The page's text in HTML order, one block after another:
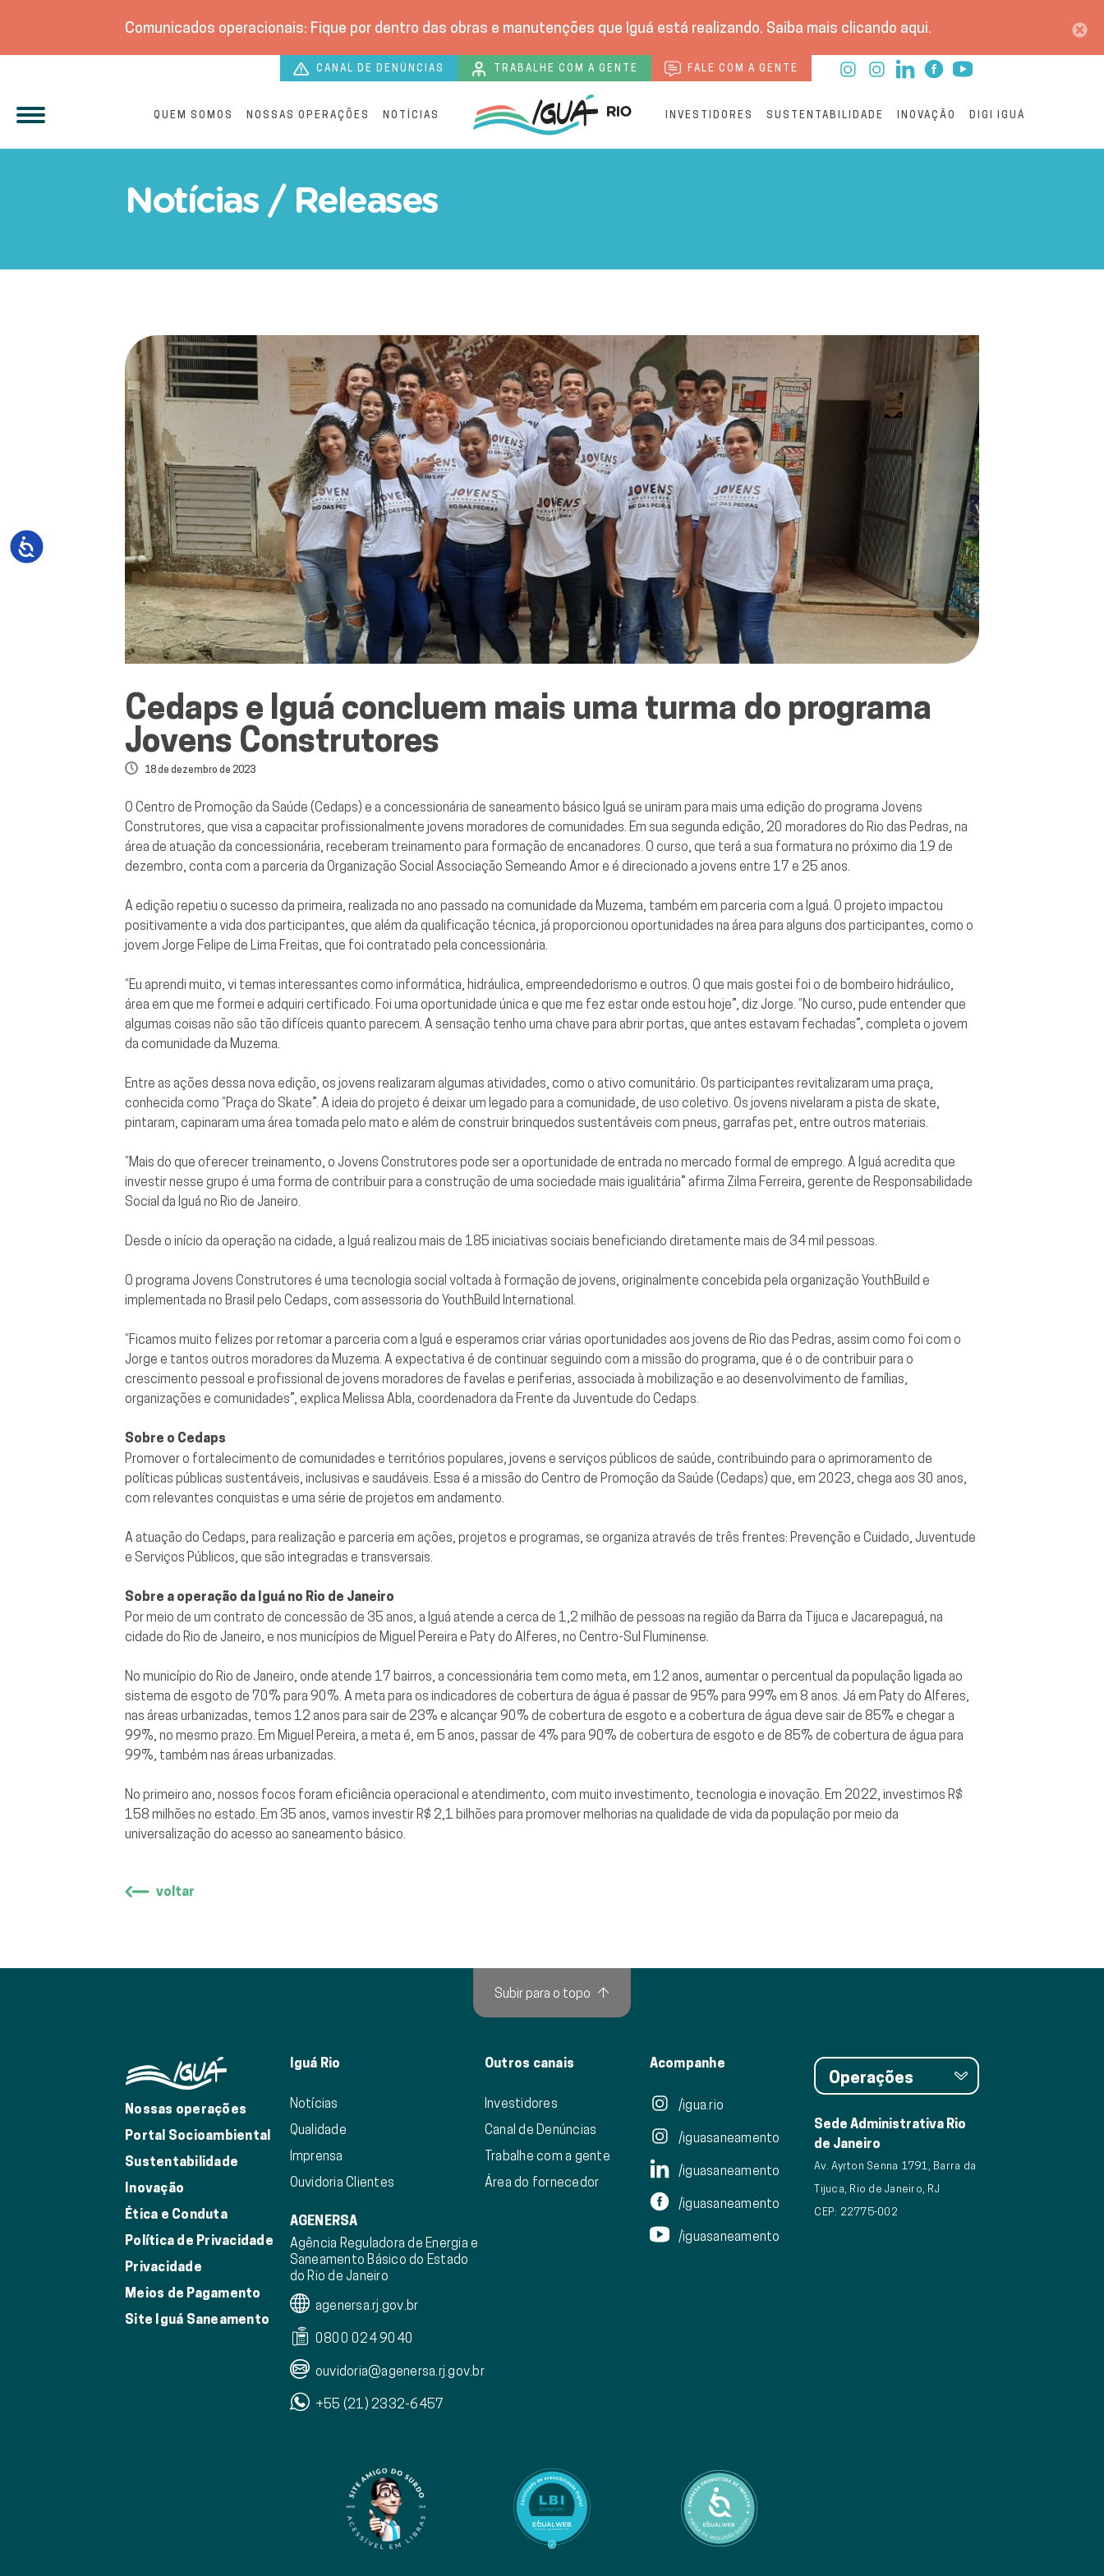
Comunicados operacionais: Fique por dentro das obras e manutenções que Iguá está realizando. Saiba mais clicando aqui.
CANAL DE DENÚNCIAS TRABALHE COM A GENTE FALE COM A GENTE
QUEM SOMOS NOSSAS OPERAÇÕES NOTÍCIAS INVESTIDORES SUSTENTABILIDADE INOVAÇÃO DIGI IGUÁ
Notícias / Releases
Cedaps e Iguá concluem mais uma turma do programa
Jovens Construtores
18 de dezembro de 2023
O Centro de Promoção da Saúde (Cedaps) e a concessionária de saneamento básico Iguá se uniram para mais uma edição do programa Jovens
Construtores, que visa a capacitar profissionalmente jovens moradores de comunidades. Em sua segunda edição, 20 moradores do Rio das Pedras, na
área de atuação da concessionária, receberam treinamento para formação de encanadores. O curso, que terá a sua formatura no próximo dia 19 de
dezembro, conta com a parceria da Organização Social Associação Semeando Amor e é direcionado a jovens entre 17 e 25 anos.
A edição repetiu o sucesso da primeira, realizada no ano passado na comunidade da Muzema, também em parceria com a Iguá. O projeto impactou
positivamente a vida dos participantes, que além da qualificação técnica, já proporcionou oportunidades na área para alguns dos participantes, como o
jovem Jorge Felipe de Lima Freitas, que foi contratado pela concessionária.
“Eu aprendi muito, vi temas interessantes como informática, hidráulica, empreendedorismo e outros. O que mais gostei foi o de bombeiro hidráulico,
área em que me formei e adquiri certificado. Foi uma oportunidade única e que me fez estar onde estou hoje”, diz Jorge. “No curso, pude entender que
algumas coisas não são tão difíceis quanto parecem. A sensação tenho uma chave para abrir portas, que antes estavam fechadas”, completa o jovem
da comunidade da Muzema.
Entre as ações dessa nova edição, os jovens realizaram algumas atividades, como o ativo comunitário. Os participantes revitalizaram uma praça,
conhecida como “Praça do Skate”. A ideia do projeto é deixar um legado para a comunidade, de uso coletivo. Os jovens nivelaram a pista de skate,
pintaram, capinaram uma área tomada pelo mato e além de construir brinquedos sustentáveis com pneus, garrafas pet, entre outros materiais.
“Mais do que oferecer treinamento, o Jovens Construtores pode ser a oportunidade de entrada no mercado formal de emprego. A Iguá acredita que
investir nesse grupo é uma forma de contribuir para a construção de uma sociedade mais igualitária” afirma Zilma Ferreira, gerente de Responsabilidade
Social da Iguá no Rio de Janeiro.
Desde o início da operação na cidade, a Iguá realizou mais de 185 iniciativas sociais beneficiando diretamente mais de 34 mil pessoas.
O programa Jovens Construtores é uma tecnologia social voltada à formação de jovens, originalmente concebida pela organização YouthBuild e
implementada no Brasil pelo Cedaps, com assessoria do YouthBuild International.
“Ficamos muito felizes por retomar a parceria com a Iguá e esperamos criar várias oportunidades aos jovens de Rio das Pedras, assim como foi com o
Jorge e tantos outros moradores da Muzema. A expectativa é de continuar seguindo com a missão do programa, que é o de contribuir para o
crescimento pessoal e profissional de jovens moradores de favelas e periferias, associada à mobilização e ao desenvolvimento de famílias,
organizações e comunidades”, explica Melissa Abla, coordenadora da Frente da Juventude do Cedaps.
Sobre o Cedaps
Promover o fortalecimento de comunidades e territórios populares, jovens e serviços públicos de saúde, contribuindo para o aprimoramento de
políticas públicas sustentáveis, inclusivas e saudáveis. Essa é a missão do Centro de Promoção da Saúde (Cedaps) que, em 2023, chega aos 30 anos,
com relevantes conquistas e uma série de projetos em andamento.
A atuação do Cedaps, para realização e parceria em ações, projetos e programas, se organiza através de três frentes: Prevenção e Cuidado, Juventude
e Serviços Públicos, que são integradas e transversais.
Sobre a operação da Iguá no Rio de Janeiro
Por meio de um contrato de concessão de 35 anos, a Iguá atende a cerca de 1,2 milhão de pessoas na região da Barra da Tijuca e Jacarepaguá, na
cidade do Rio de Janeiro, e nos municípios de Miguel Pereira e Paty do Alferes, no Centro-Sul Fluminense.
No município do Rio de Janeiro, onde atende 17 bairros, a concessionária tem como meta, em 12 anos, aumentar o percentual da população ligada ao
sistema de esgoto de 70% para 90%. A meta para os indicadores de cobertura de água é passar de 95% para 99% em 8 anos. Já em Paty do Alferes,
nas áreas urbanizadas, temos 12 anos para sair de 23% e alcançar 90% de cobertura de esgoto e a cobertura de água deve sair de 85% e chegar a
99%, no mesmo prazo. Em Miguel Pereira, a meta é, em 5 anos, passar de 4% para 90% de cobertura de esgoto e de 85% de cobertura de água para
99%, também nas áreas urbanizadas.
No primeiro ano, nossos focos foram eficiência operacional e atendimento, com muito investimento, tecnologia e inovação. Em 2022, investimos R$
158 milhões no estado. Em 35 anos, vamos investir R$ 2,1 bilhões para promover melhorias na qualidade de vida da população por meio da
universalização do acesso ao saneamento básico.
voltar
Nossas operações
Portal Socioambiental
Sustentabilidade
Inovação
Ética e Conduta
Política de Privacidade
Privacidade
Meios de Pagamento
Site Iguá Saneamento
Iguá Rio
Notícias
Qualidade
Imprensa
Ouvidoria Clientes
AGENERSA
Agência Reguladora de Energia e
Saneamento Básico do Estado
do Rio de Janeiro
agenersa.rj.gov.br
0800 024 9040
ouvidoria@agenersa.rj.gov.br
+55 (21) 2332-6457
Outros canais
Investidores
Canal de Denúncias
Trabalhe com a gente
Área do fornecedor
Acompanhe
/igua.rio
/iguasaneamento
/iguasaneamento
/iguasaneamento
/iguasaneamento
Operações
Sede Administrativa Rio
de Janeiro
Av. Ayrton Senna 1791, Barra da
Tijuca, Rio de Janeiro, RJ
CEP: 22775-002
Subir para o topo ↑